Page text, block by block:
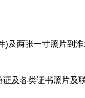
两张一寸照片到淮
各类证书照片及